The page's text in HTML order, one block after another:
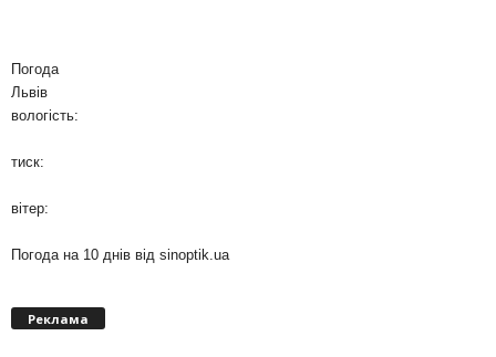
Погода
Львів
вологість:
тиск:
вітер:
Погода на 10 днів від sinoptik.ua
Реклама